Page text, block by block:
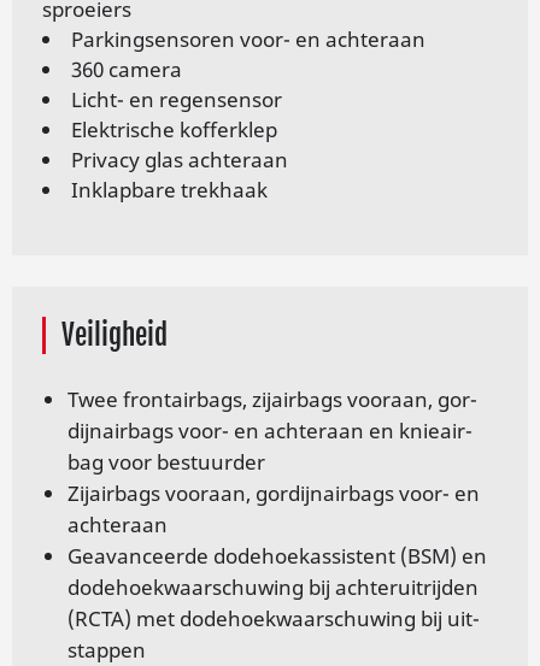
sproei­ers
Par­kingsen­so­ren voor- en ach­ter­aan
360 camera
Licht- en re­gen­sen­sor
Elektrische kofferklep
Privacy glas achteraan
Inklapbare trekhaak
Veiligheid
Twee fron­tair­bags, zij­air­bags voor­aan, gor­
dij­n­air­bags voor- en ach­ter­aan en knie­air­
bag voor be­stuur­der
Zij­air­bags voor­aan, gor­dij­n­air­bags voor- en
ach­ter­aan
Ge­a­van­ceer­de do­de­hoe­kas­sis­tent (BSM) en
do­de­hoek­waar­schu­wing bij ach­ter­uit­rij­den
(RCTA) met do­de­hoek­waar­schu­wing bij uit­
stap­pen